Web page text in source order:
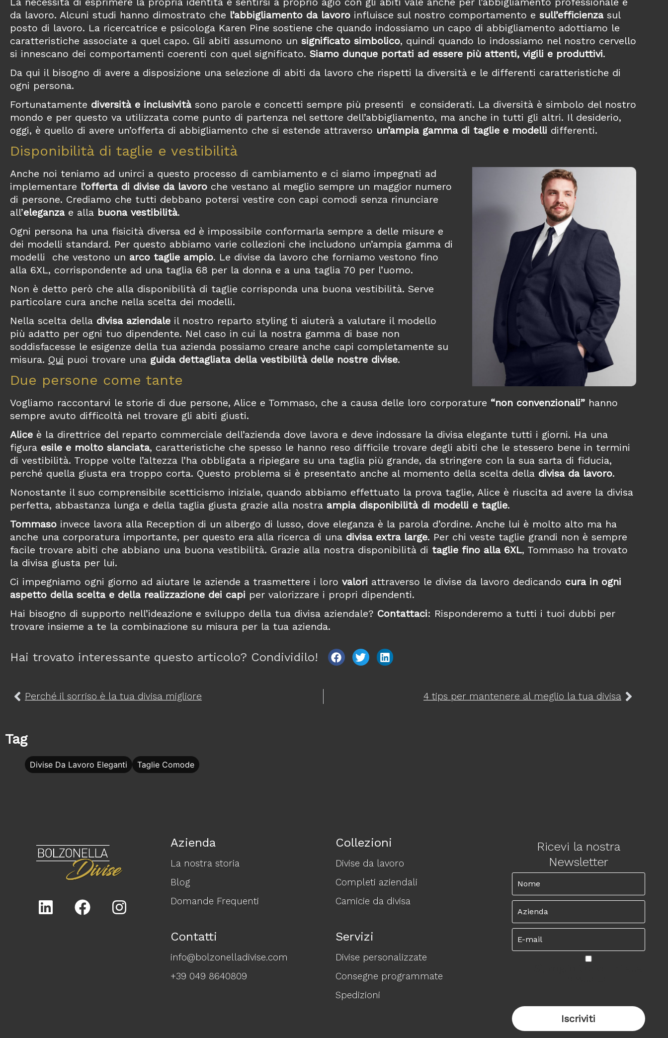
da lavoro. Alcuni studi hanno dimostrato che l’abbigliamento da lavoro influisce sul nostro comportamento e sull’efficienza sul
posto di lavoro. La ricercatrice e psicologa Karen Pine sostiene che quando indossiamo un capo di abbigliamento adottiamo le
caratteristiche associate a quel capo. Gli abiti assumono un significato simbolico, quindi quando lo indossiamo nel nostro cervello
si innescano dei comportamenti coerenti con quel significato. Siamo dunque portati ad essere più attenti, vigili e produttivi.
Da qui il bisogno di avere a disposizione una selezione di abiti da lavoro che rispetti la diversità e le differenti caratteristiche di
ogni persona.
Fortunatamente diversità e inclusivitàsono parole e concetti sempre più presenti e considerati. La diversità è simbolo del nostro
mondo e per questo va utilizzata come punto di partenza nel settore dell’abbigliamento, ma anche in tutti gli altri. Il desiderio,
oggi, è quello di avere un’offerta di abbigliamento che si estende attraverso un’ampia gamma di taglie e modelli differenti.
Disponibilità di taglie e vestibilità
Anche noi teniamo ad unirci a questo processo di cambiamento e ci siamo impegnati ad
implementare l’offerta di divise da lavoro che vestano al meglio sempre un maggior numero
di persone. Crediamo che tutti debbano potersi vestire con capi comodi senza rinunciare
all’eleganzae alla buona vestibilità.
Ogni persona ha una fisicità diversa ed è impossibile conformarla sempre a delle misure e
dei modelli standard. Per questo abbiamo varie collezioni che includono un’ampia gamma di
modelli che vestono un arco taglie ampio. Le divise da lavoro che forniamo vestono fino
alla 6XL, corrispondente ad una taglia 68 per la donna e a una taglia 70 per l’uomo.
Non è detto però che alla disponibilità di taglie corrisponda una buona vestibilità. Serve
particolare cura anche nella scelta dei modelli.
Nella scelta della divisa aziendale il nostro reparto styling ti aiuterà a valutare il modello
più adatto per ogni tuo dipendente. Nel caso in cui la nostra gamma di base non
soddisfacesse le esigenze della tua azienda possiamo creare anche capi completamente su
misura. Qui puoi trovare una guida dettagliata della vestibilità delle nostre divise.
Due persone come tante
Vogliamo raccontarvi le storie di due persone, Alice e Tommaso, che a causa delle loro corporature “non convenzionali” hanno
sempre avuto difficoltà nel trovare gli abiti giusti.
Alice è la direttrice del reparto commerciale dell’azienda dove lavora e deve indossare la divisa elegante tutti i giorni. Ha una
figura esile e molto slanciata, caratteristiche che spesso le hanno reso difficile trovare degli abiti che le stessero bene in termini
di vestibilità. Troppe volte l’altezza l’ha obbligata a ripiegare su una taglia più grande, da stringere con la sua sarta di fiducia,
perché quella giusta era troppo corta. Questo problema si è presentato anche al momento della scelta della divisa da lavoro.
Nonostante il suo comprensibile scetticismo iniziale, quando abbiamo effettuato la prova taglie, Alice è riuscita ad avere la divisa
perfetta, abbastanza lunga e della taglia giusta grazie alla nostra ampia disponibilità di modelli e taglie.
Tommaso invece lavora alla Reception di un albergo di lusso, dove eleganza è la parola d’ordine. Anche lui è molto alto ma ha
anche una corporatura importante, per questo era alla ricerca di una divisa extra large. Per chi veste taglie grandi non è sempre
facile trovare abiti che abbiano una buona vestibilità. Grazie alla nostra disponibilità di taglie fino alla 6XL, Tommaso ha trovato
la divisa giusta per lui.
Ci impegniamo ogni giorno ad aiutare le aziende a trasmettere i loro valori attraverso le divise da lavoro dedicando cura in ogni
aspetto della scelta e della realizzazione dei capi per valorizzare i propri dipendenti.
Hai bisogno di supporto nell’ideazione e sviluppo della tua divisa aziendale? Contattaci: Risponderemo a tutti i tuoi dubbi per
trovare insieme a te la combinazione su misura per la tua azienda.
Hai trovato interessante questo articolo? Condividilo!
Perché il sorriso è la tua divisa migliore 4 tips per mantenere al meglio la tua divisa
Tag
Divise Da Lavoro Eleganti Taglie Comode
Azienda
La nostra storia
Blog
Domande Frequenti
Contatti
info@bolzonelladivise.com
+39 049 8640809
Collezioni
Divise da lavoro
Completi aziendali
Camicie da divisa
Servizi
Divise personalizzate
Consegne programmate
Spedizioni
Ricevi la nostra
Newsletter